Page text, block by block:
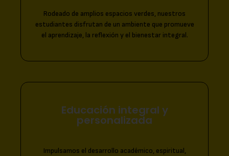
Rodeado de amplios espacios verdes, nuestros
estudiantes disfrutan de un ambiente que promueve
el aprendizaje, la reflexión y el bienestar integral.
Educación integral y
personalizada
Impulsamos el desarrollo académico, espiritual,